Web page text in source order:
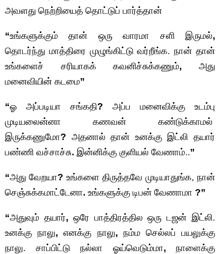
அவளது நெற்றியைத் தொட்டுப் பார்த்தான்
“உங்களுக்கும் தான் ஒரு வாரமா சளி இருமல்,
தொடர்ந்து மாத்திரை முழுங்கிட்டு வர்றீங்க. நான் தான்
உங்களைச் சரியாகக் கவனிச்சுக்கணும்,அது
மனைவியின் கடமை”
“ஓ அப்படியா சங்கதி? அப்ப மனைவிக்கு உடம்பு
முடியலைன்னா கணவன் கண்டுக்காமல்
இருக்கணுமோ? அதனால் தான் உனக்கு இட்லி தயார்
பண்ணி வச்சாச்சு. இன்னிக்கு குளியல் வேணாம்..”
“அது வேறயா? உங்களை திருத்தவே முடியாதுங்க, நான்
செஞ்சுக்கமாட்டேனா. உங்களுக்கு டிபன் வேணாமா ?”
“அதுவும் தயார், ஒரே பாத்திரத்தில ஒரு டஜன் இட்லி.
உனக்கு நாலு,எனக்கு நாலு, நம்ம செல்லப் பயலுக்கு
நாலு. சாப்பிட்டு நல்லா ஓய்வெடும்மா, நாளைக்கு